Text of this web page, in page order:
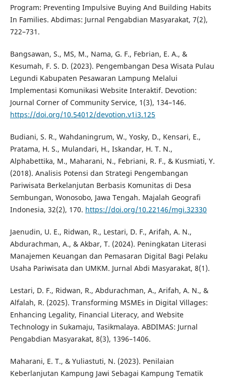
Program: Preventing Impulsive Buying And Building Habits
In Families. Abdimas: Jurnal Pengabdian Masyarakat, 7(2),
722–731.
Bangsawan, S., MS, M., Nama, G. F., Febrian, E. A., &
Kesumah, F. S. D. (2023). Pengembangan Desa Wisata Pulau
Legundi Kabupaten Pesawaran Lampung Melalui
Implementasi Komunikasi Website Interaktif. Devotion:
Journal Corner of Community Service, 1(3), 134–146.
https://doi.org/10.54012/devotion.v1i3.125
Budiani, S. R., Wahdaningrum, W., Yosky, D., Kensari, E.,
Pratama, H. S., Mulandari, H., Iskandar, H. T. N.,
Alphabettika, M., Maharani, N., Febriani, R. F., & Kusmiati, Y.
(2018). Analisis Potensi dan Strategi Pengembangan
Pariwisata Berkelanjutan Berbasis Komunitas di Desa
Sembungan, Wonosobo, Jawa Tengah. Majalah Geografi
Indonesia, 32(2), 170. https://doi.org/10.22146/mgi.32330
Jaenudin, U. E., Ridwan, R., Lestari, D. F., Arifah, A. N.,
Abdurachman, A., & Akbar, T. (2024). Peningkatan Literasi
Manajemen Keuangan dan Pemasaran Digital Bagi Pelaku
Usaha Pariwisata dan UMKM. Jurnal Abdi Masyarakat, 8(1).
Lestari, D. F., Ridwan, R., Abdurachman, A., Arifah, A. N., &
Alfalah, R. (2025). Transforming MSMEs in Digital Villages:
Enhancing Legality, Financial Literacy, and Website
Technology in Sukamaju, Tasikmalaya. ABDIMAS: Jurnal
Pengabdian Masyarakat, 8(3), 1396–1406.
Maharani, E. T., & Yuliastuti, N. (2023). Penilaian
Keberlanjutan Kampung Jawi Sebagai Kampung Tematik